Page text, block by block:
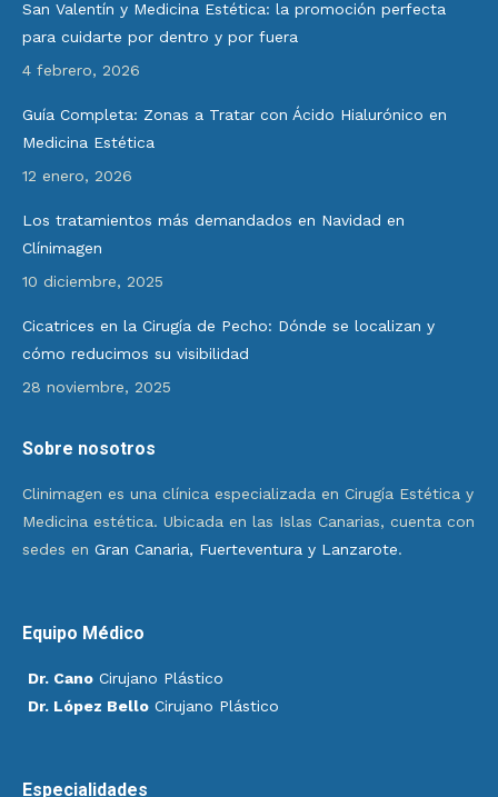
San Valentín y Medicina Estética: la promoción perfecta
para cuidarte por dentro y por fuera
4 febrero, 2026
Guía Completa: Zonas a Tratar con Ácido Hialurónico en
Medicina Estética
12 enero, 2026
Los tratamientos más demandados en Navidad en
Clínimagen
10 diciembre, 2025
Cicatrices en la Cirugía de Pecho: Dónde se localizan y
cómo reducimos su visibilidad
28 noviembre, 2025
Sobre nosotros
Clinimagen es una clínica especializada en Cirugía Estética y
Medicina estética. Ubicada en las Islas Canarias, cuenta con
sedes en Gran Canaria, Fuerteventura y Lanzarote.
Equipo Médico
Dr. Cano Cirujano Plástico
Dr. López Bello Cirujano Plástico
Especialidades